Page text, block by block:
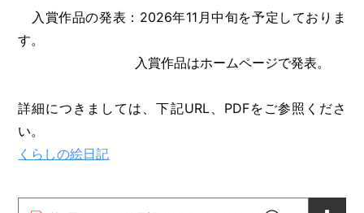
入賞作品の発表：2026年11月中旬を予定しておりま
す。
入賞作品はホームページで発表。
詳細につきましては、下記URL、PDFをご参照くださ
い。
くらしの絵日記